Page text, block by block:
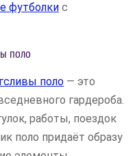
футболки с
поло
поло — это
гардероба.
работы, поездок
поло придаёт образу